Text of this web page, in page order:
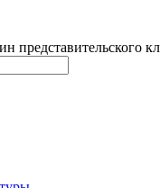
представительского